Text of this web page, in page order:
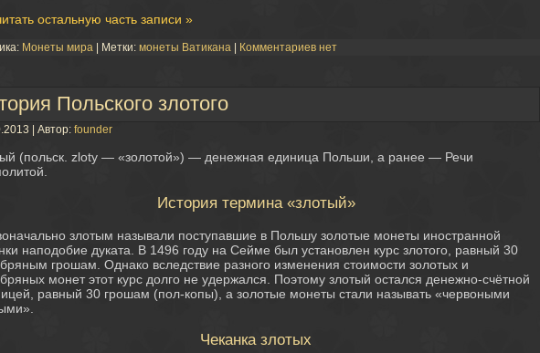
остальную часть записи »
Монеты мира | Метки: монеты Ватикана | Комментариев нет
Польского злотого
| Автор: founder
(польск. zloty — «золотой») — денежная единица Польши, а ранее — Речи
История термина «злотый»
злотым называли поступавшие в Польшу золотые монеты иностранной
наподобие дуката. В 1496 году на Сейме был установлен курс злотого, равный 30
грошам. Однако вследствие разного изменения стоимости золотых и
монет этот курс долго не удержался. Поэтому злотый остался денежно-счётной
равный 30 грошам (пол-копы), а золотые монеты стали называть «червоными
Чеканка злотых